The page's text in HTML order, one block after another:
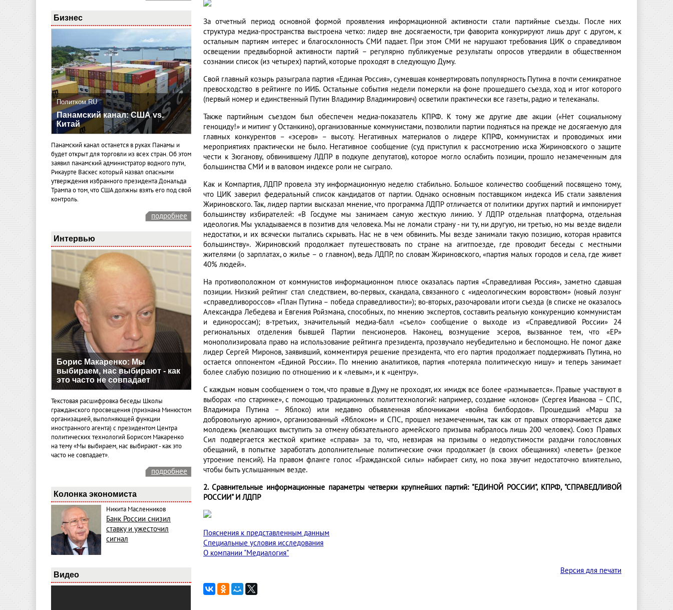
Бизнес
Политком.RU
Панамский канал: США vs.
Китай
Панамский канал останется в руках Панамы и
будет открыт для торговли из всех стран. Об этом
заявил панамский администратор водного пути,
Рикаурте Васкес который назвал опасными
утверждения избранного президента Дональда
Трампа о том, что США должны взять его под свой
контроль.
подробнее
Интервью
Борис Макаренко: Мы
выбираем, нас выбирают - как
это часто не совпадает
Текстовая расшифровка беседы Школы
гражданского просвещения (признана Минюстом
организацией, выполняющей функции
иностранного агента) с президентом Центра
политических технологий Борисом Макаренко
на тему «Мы выбираем, нас выбирают - как это
часто не совпадает».
подробнее
Колонка экономиста
Никита Масленников
Банк России снизил
ставку и ужесточил
сигнал
Видео
За отчетный период основной формой проявления информационной активности стали партийные съезды. После них
структура медиа-пространства выстроена четко: лидер вне досягаемости, три фаворита конкурируют лишь друг с другом, к
остальным партиям интерес и благосклонность СМИ падает. При этом СМИ не нарушают требования ЦИК о справедливом
освещении предвыборной активности партий – регулярно публикуемые результаты опросов утвердили в общественном
сознании список (из четырех) партий, которые проходят в следующую Думу.
Свой главный козырь разыграла партия «Единая Россия», сумевшая конвертировать популярность Путина в почти семикратное
превосходство в рейтинге по ИИБ. Остальные события недели померкли на фоне прошедшего съезда, ход и итог которого
(первый номер и единственный Путин Владимир Владимирович) осветили практически все газеты, радио и телеканалы.
Также партийным съездом был обеспечен медиа-показатель КПРФ. К тому же другие две акции («Нет социальному
геноциду!» и митинг у Останкино), организованные коммунистами, позволили партии подняться на прежде не досягаемую для
главных конкурентов – «эсеров» – высоту. Негативных материалов о лидере КПРФ, коммунистах и проводимых ими
мероприятиях практически не было. Негативное сообщение (суд приступил к рассмотрению иска Жириновского о защите
чести к Зюганову, обвинившему ЛДПР в подкупе депутатов), которое могло ослабить позиции, прошло незамеченным для
большинства СМИ и в валовом индексе роли не сыграло.
Как и Компартия, ЛДПР провела эту информационную неделю стабильно. Большое количество сообщений посвящено тому,
что ЦИК заверил федеральный список кандидатов от партии. Однако основным поставщиком индекса ИБ стали заявления
Жириновского. Так, лидер партии высказал мнение, что программа ЛДПР отличается от политики других партий и импонирует
большинству избирателей: «В Госдуме мы занимаем самую жесткую линию. У ЛДПР отдельная платформа, отдельная
идеология. Мы укладываемся в позитив для человека. Мы не ломали страну - ни ту, ни другую, ни третью, но мы везде видели
недостатки, и их всячески пытались скрывать. Нас не в чем обвинить. Мы везде занимали такую позицию, которая нравится
большинству». Жириновский продолжает путешествовать по стране на агитпоезде, где проводит беседы с местными
жителями (о зарплатах, о жилье – о главном), ведь ЛДПР, по словам Жириновского, «партия малых городов и села, где живет
40% людей».
На противоположном от коммунистов информационном плюсе оказалась партия «Справедливая Россия», заметно сдавшая
позиции. Низкий рейтинг стал следствием, во-первых, скандала, связанного с «идеологическим воровством» (новый лозунг
«справедливороссов» «План Путина – победа справедливости»); во-вторых, разочаровали итоги съезда (в списке не оказалось
Александра Лебедева и Евгения Ройзмана, способных, по мнению экспертов, составить реальную конкуренцию коммунистам
и единороссам); в-третьих, значительный медиа-балл «съело» сообщение о выходе из «Справедливой России» 24
региональных отделения бывшей Партии пенсионеров. Наконец, возмущение эсеров, вызванное тем, что «ЕР»
монополизировала право на использование рейтинга президента, прозвучало неубедительно и беспомощно. Не помог даже
лидер Сергей Миронов, заявивший, комментируя решение президента, что его партия продолжает поддерживать Путина, но
остается оппонентом «Единой России». По мнению аналитиков, партия «потеряла политическую нишу» и теперь занимает
более слабую позицию по отношению и к «левым», и к «центру».
С каждым новым сообщением о том, что правые в Думу не проходят, их имидж все более «размывается». Правые участвуют в
выборах «по старинке», с помощью традиционных политтехнологий: например, создание «клонов» (Сергея Иванова – СПС,
Владимира Путина – Яблоко) или недавно объявленная яблочниками «война билбордов». Прошедший «Марш за
добровольную армию», организованный «Яблоком» и СПС, прошел незамеченным, так как от правых отворачивается даже
молодежь (желающих выступить за отмену обязательного армейского призыва набралось лишь 200 человек). Союз Правых
Сил подвергается жесткой критике «справа» за то, что, невзирая на призывы о недопустимости раздачи голословных
обещаний, в попытке заработать дополнительные политические очки продолжает (в своих обещаниях) «леветь» (резкое
утроение пенсий). На правом фланге голос «Гражданской силы» набирает силу, но пока звучит недостаточно влиятельно,
чтобы быть услышанным везде.
2. Сравнительные информационные параметры четверки крупнейших партий: "ЕДИНОЙ РОССИИ", КПРФ, "СПРАВЕДЛИВОЙ
РОССИИ" И ЛДПР
Пояснения к представленным данным
Специальные условия исследования
О компании "Медиалогия"
Версия для печати